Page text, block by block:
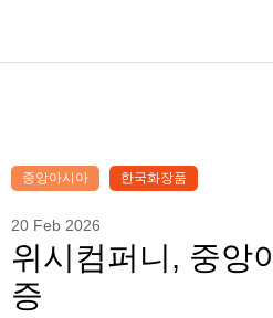
중앙아시아 한국화장품
20 Feb 2026
위시컴퍼니, 중앙
증